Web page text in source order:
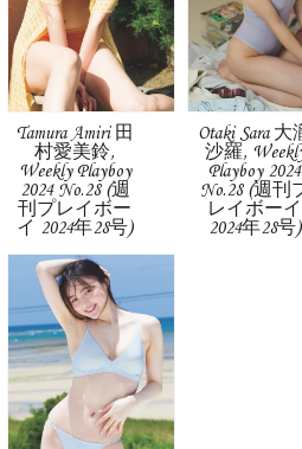
Tamura Amiri 田
村愛美鈴,
Weekly Playboy
2024 No.28 (週
刊プレイボー
イ 2024年28号)
Otaki Sara 大
沙羅,
Playboy 2024
No.28 (週刊
レイボーイ
2024年28号)